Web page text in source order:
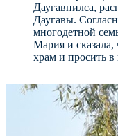
Даугавпилса,
Даугавы.
многодетной
Мария и
храм и просить